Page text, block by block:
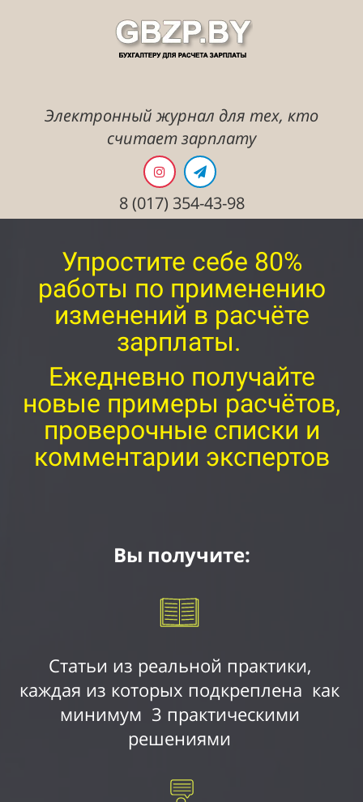
Электронный журнал для тех, кто
считает зарплату
8 (017) 354-43-98
Упростите себе 80%
работы по применению
изменений в расчёте
зарплаты.
Ежедневно получайте
новые примеры расчётов,
проверочные списки и
комментарии экспертов
Вы получите:
Статьи из реальной практики,
каждая из которых подкреплена как
минимум 3 практическими
решениями